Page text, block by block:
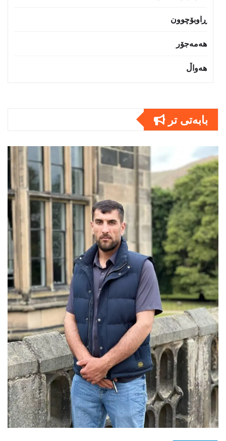
ڕاوبۆچوون
هەمەجۆر
هەواڵ
بابەتى تر